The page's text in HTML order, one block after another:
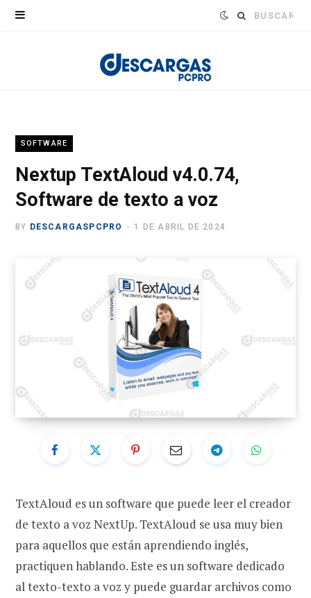
Buscar:
SOFTWARE
Nextup TextAloud v4.0.74,
Software de texto a voz
BY DESCARGASPCPRO 1 DE ABRIL DE 2024
TextAloud es un software que puede leer el creador
de texto a voz NextUp. TextAloud se usa muy bien
para aquellos que están aprendiendo inglés,
practiquen hablando. Este es un software dedicado
al texto-texto a voz y puede guardar archivos como